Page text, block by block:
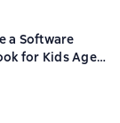
a Software
for Kids Ages
with Big
0 оценок